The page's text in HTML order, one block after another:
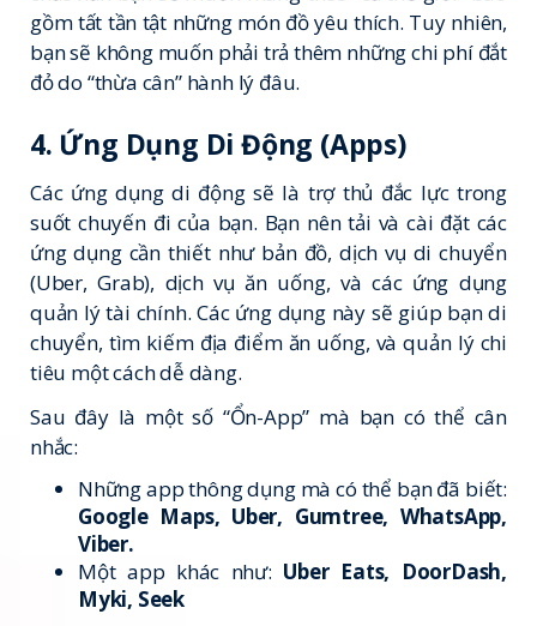
gồm tất tần tật những món đồ yêu thích. Tuy nhiên,
bạn sẽ không muốn phải trả thêm những chi phí đắt
đỏ do “thừa cân” hành lý đâu.
4. Ứng Dụng Di Động (Apps)
Các ứng dụng di động sẽ là trợ thủ đắc lực trong
suốt chuyến đi của bạn. Bạn nên tải và cài đặt các
ứng dụng cần thiết như bản đồ, dịch vụ di chuyển
(Uber, Grab), dịch vụ ăn uống, và các ứng dụng
quản lý tài chính. Các ứng dụng này sẽ giúp bạn di
chuyển, tìm kiếm địa điểm ăn uống, và quản lý chi
tiêu một cách dễ dàng.
Sau đây là một số “Ổn-App” mà bạn có thể cân
nhắc:
Những app thông dụng mà có thể bạn đã biết:
Google Maps, Uber, Gumtree, WhatsApp,
Viber.
Một app khác như: Uber Eats, DoorDash,
Myki, Seek